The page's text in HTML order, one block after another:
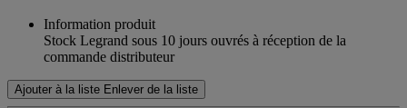
Information produit
Stock Legrand sous 10 jours ouvrés à réception de la
commande distributeur
Ajouter à la liste Enlever de la liste